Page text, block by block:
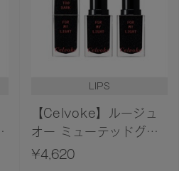
LIPS
【Celvoke】ルージュ
オー ミューテッドグロ
ウ ［EX05,EX06］＜限
¥4,620